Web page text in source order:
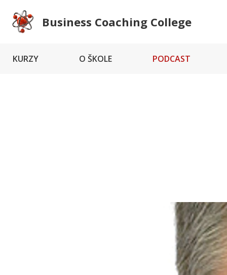
Business Coaching College
KURZY O ŠKOLE PODCAST